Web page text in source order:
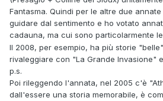
Fantasma. Quindi per le altre due
guidare dal sentimento e ho votato
cadauna, ma cui sono particolarmente
Il 2008, per esempio, ha più storie
rivaleggiare con "La Grande Invasione"
p.s.
Poi rileggendo l'annata, nel 2005 c'è
dall'essere una storia memorabile, è